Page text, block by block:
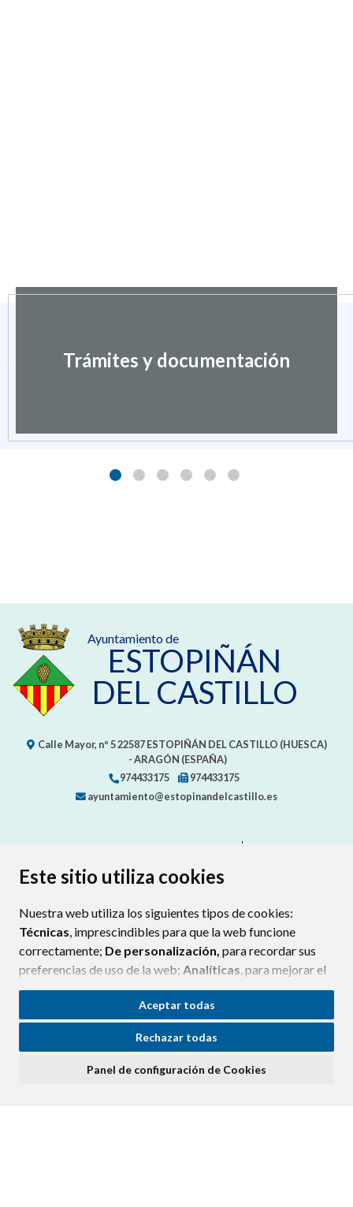
Este sitio utiliza cookies
Nuestra web utiliza los siguientes tipos de cookies:
Técnicas, imprescindibles para que la web funcione
correctamente; De personalización, para recordar sus
preferencias de uso de la web; Analíticas, para mejorar el
funcionamiento de la web y sus servicios.
Si acepta pulsando el botón“Aceptar todas”
consideramos que acepta su uso. Si pulsa el botón
ninguna acción, se guardarán las cookies técnicas
Aceptar todas
Rechazar todas
Panel de configuración de Cookies
Trámites y documentación
Ayuntamiento de
ESTOPIÑÁN
DEL CASTILLO
Calle Mayor, nº 522587 ESTOPIÑÁN DEL CASTILLO (HUESCA)
- ARAGÓN (ESPAÑA)
974433175
974433175
ayuntamiento@estopinandelcastillo.es
AVISO LEGAL
PROTECCIÓN DE DATOS
POLÍTICA DE COOKIES